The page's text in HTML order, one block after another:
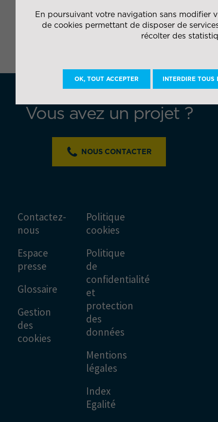
Vous avez un projet ?
NOUS CONTACTER
Contactez-
nous
Espace
presse
Glossaire
Gestion
des
cookies
Politique
cookies
Politique
de
confidentialité
et
protection
des
données
Mentions
légales
Index
Egalité
En poursuivant votre navigation sans modifier
de cookies permettant de disposer de
récolter des
OK, TOUT ACCEPTER INTERDIRE TOUS